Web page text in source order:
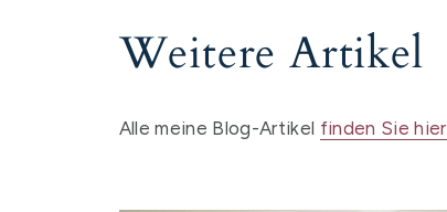
Weitere Artikel
Alle meine Blog-Artikel finden Sie hier